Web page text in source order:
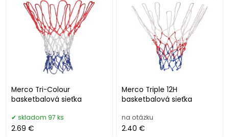
Merco Tri-Colour
basketbalová sieťka
skladom 97 ks
2.69 €
Merco Triple 12H
basketbalová sieťka
na otázku
2.40 €